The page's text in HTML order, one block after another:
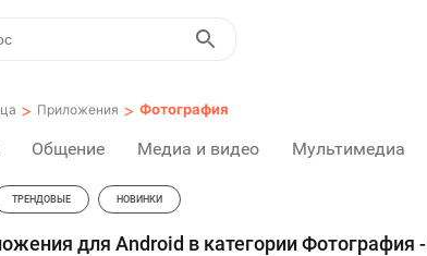
> Приложения > Фотография
Общение Медиа и видео Мультимедиа
ТРЕНДОВЫЕ НОВИНКИ
для Android в категории Фотография